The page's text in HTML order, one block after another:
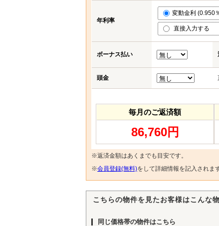
年利率
変動金利 (0.950
直接入力する
ボーナス払い
頭金
毎月のご返済額
86,760円
※返済金額はあくまでも目安です。
※会員登録(無料)をして詳細情報を記入されま
こちらの物件を見たお客様はこんな
同じ価格帯の物件はこちら